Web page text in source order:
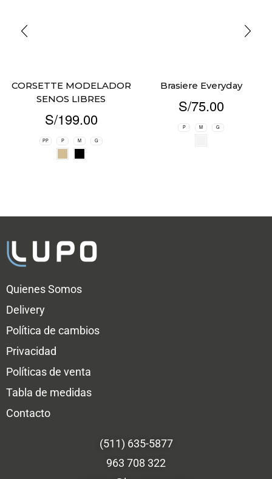
CORSETTE MODELADOR
SENOS LIBRES
S/199.00
PP P M G
Brasiere Everyday
S/75.00
P M G
Quienes Somos
Delivery
Política de cambios
Privacidad
Políticas de venta
Tabla de medidas
Contacto
(511) 635-5877
963 708 322